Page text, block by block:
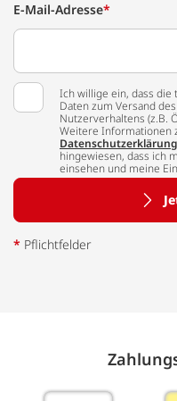
E-Mail-Adresse*
Ich willige ein, dass
Daten zum Versand
Nutzerverhaltens (z.B.
Weitere Informationen
Datenschutzerklärung
hingewiesen, dass ich
einsehen und meine
* Pflichtfelder